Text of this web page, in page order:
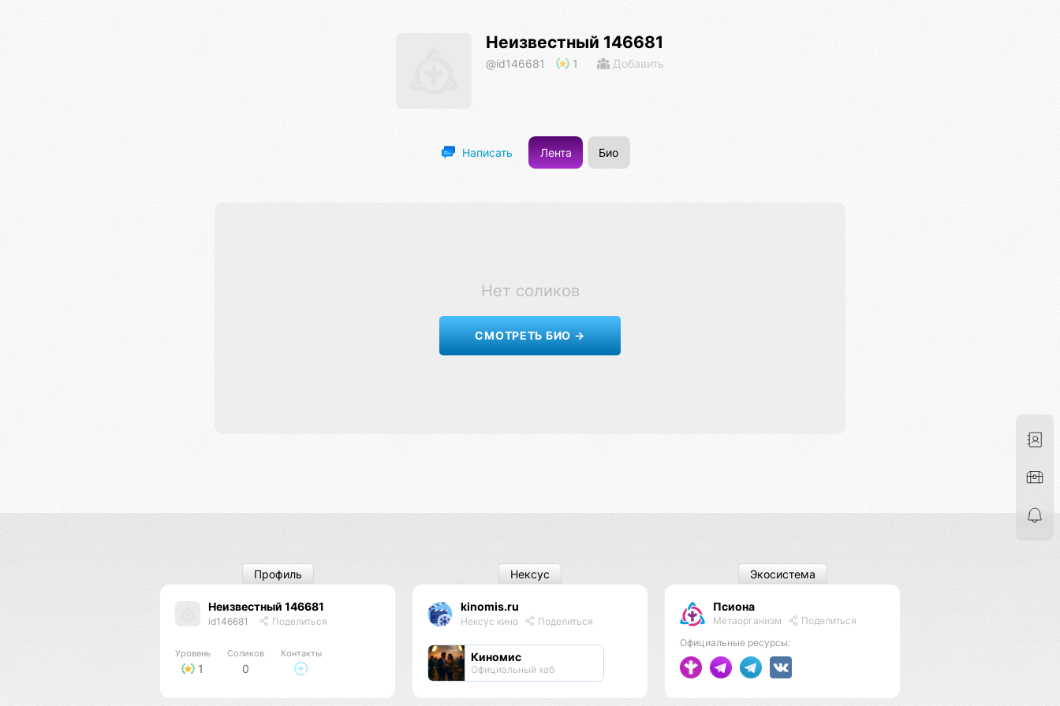
Неизвестный 146681
@id146681 1 Добавить
Написать Лента Био
Нет соликов
СМОТРЕТЬ БИО →
Неизвестный 146681
id146681 Поделиться
Уровень
1
Соликов
0
Контакты
Профиль
kinomis.ru
Нексус кино Поделиться
Киномис
Официальный хаб
Нексус
Псиона
Метаорганизм
Поделиться
Официальные ресурсы:
Экосистема